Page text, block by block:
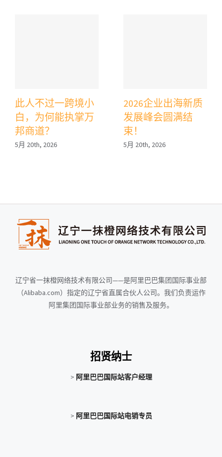
此人不过一跨境小
白，为何能执掌万
邦商道？
5月 20th, 2026
2026企业出海新质
发展峰会圆满结
束！
5月 20th, 2026
辽宁省一抹橙网络技术有限公司——是阿里巴巴集团国际事业部
（Alibaba.com）指定的辽宁省直属合伙人公司。我们负责运作
阿里集团国际事业部业务的销售及服务。
招贤纳士
> 阿里巴巴国际站客户经理
> 阿里巴巴国际站电销专员